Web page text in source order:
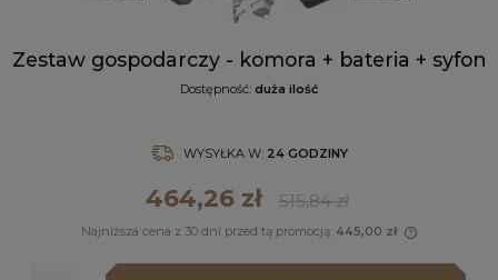
Zestaw gospodarczy - komora + bateria + syfon
Dostępność: duża ilość
WYSYŁKA W: 24 GODZINY
464,26 zł 515,84 zł
Najniższa cena z 30 dni przed tą promocją: 445,00 zł
niż 30